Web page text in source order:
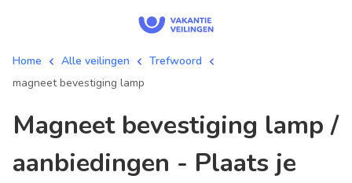
Home Alle veilingen
Trefwoord
magneet bevestiging lamp
magneet bevestiging lamp /
aanbiedingen - Plaats je